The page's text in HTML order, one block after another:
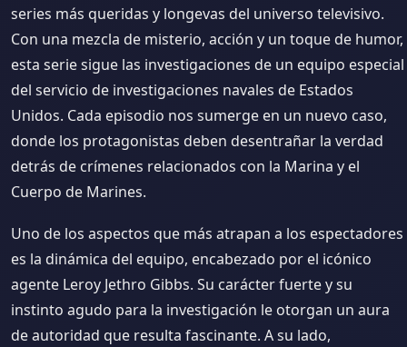
series más queridas y longevas del universo televisivo.
Con una mezcla de misterio, acción y un toque de humor,
esta serie sigue las investigaciones de un equipo especial
del servicio de investigaciones navales de Estados
Unidos. Cada episodio nos sumerge en un nuevo caso,
donde los protagonistas deben desentrañar la verdad
detrás de crímenes relacionados con la Marina y el
Cuerpo de Marines.
Uno de los aspectos que más atrapan a los espectadores
es la dinámica del equipo, encabezado por el icónico
agente Leroy Jethro Gibbs. Su carácter fuerte y su
instinto agudo para la investigación le otorgan un aura
de autoridad que resulta fascinante. A su lado,